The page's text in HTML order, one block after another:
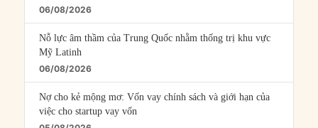
06/08/2026
Nỗ lực âm thầm của Trung Quốc nhằm thống trị khu vực
Mỹ Latinh
06/08/2026
Nợ cho kẻ mộng mơ: Vốn vay chính sách và giới hạn của
việc cho startup vay vốn